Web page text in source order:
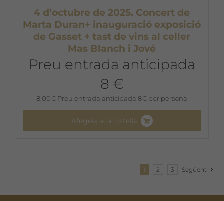
4 d’octubre de 2025. Concert de
Marta Duran+ inauguració exposició
de Gasset + tast de vins al celler
Mas Blanch i Jové
Preu entrada anticipada
8 €
8,00€ Preu entrada anticipada 8€ per persona
Afegeix a la cistella
1 2 3 Següent